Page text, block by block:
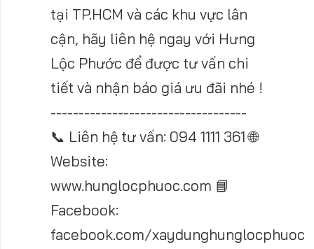
tại TP.HCM và các khu vực lân
cận, hãy liên hệ ngay với Hưng
Lộc Phước để được tư vấn chi
tiết và nhận báo giá ưu đãi nhé !
-----------------------------------
📞 Liên hệ tư vấn: 094 1111 361 🌐
Website:
www.hunglocphuoc.com 📘
Facebook:
facebook.com/xaydunghunglocphuoc